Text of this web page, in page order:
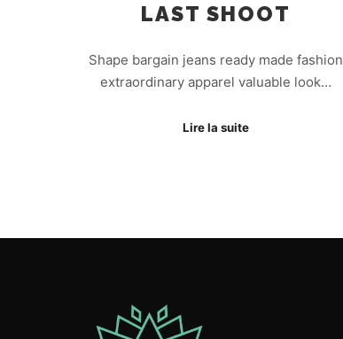
LAST SHOOT
Shape bargain jeans ready made fashion
extraordinary apparel valuable look…
Lire la suite